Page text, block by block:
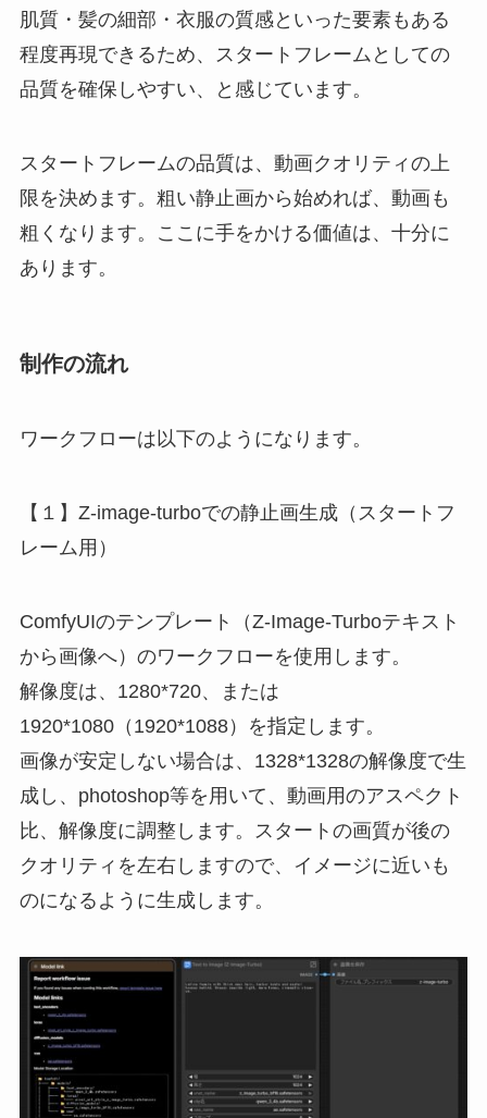
肌質・髪の細部・衣服の質感といった要素もある
程度再現できるため、スタートフレームとしての
品質を確保しやすい、と感じています。
スタートフレームの品質は、動画クオリティの上
限を決めます。粗い静止画から始めれば、動画も
粗くなります。ここに手をかける価値は、十分に
あります。
制作の流れ
ワークフローは以下のようになります。
【１】Z-image-turboでの静止画生成（スタートフ
レーム用）
ComfyUIのテンプレート（Z-Image-Turboテキスト
から画像へ）のワークフローを使用します。
解像度は、1280*720、または
1920*1080（1920*1088）を指定します。
画像が安定しない場合は、1328*1328の解像度で生
成し、photoshop等を用いて、動画用のアスペクト
比、解像度に調整します。スタートの画質が後の
クオリティを左右しますので、イメージに近いも
のになるように生成します。